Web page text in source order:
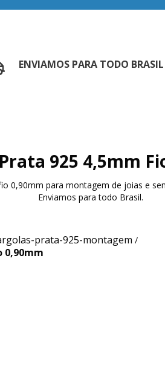
ENVIAMOS PARA TODO BRASIL
925 4,5mm
0,90mm para montagem de joias e
Enviamos para todo Brasil.
prata-925-montagem /
0,90mm